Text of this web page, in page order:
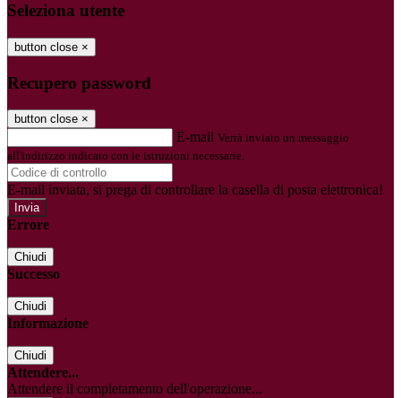
Seleziona utente
button close ×
Recupero password
button close ×
E-mail Verrà inviato un messaggio
all'indirizzo indicato con le istruzioni necessarie.
E-mail inviata, si prega di controllare la casella di posta elettronica!
Errore
Chiudi
Successo
Chiudi
Informazione
Chiudi
Attendere...
Attendere il completamento dell'operazione...